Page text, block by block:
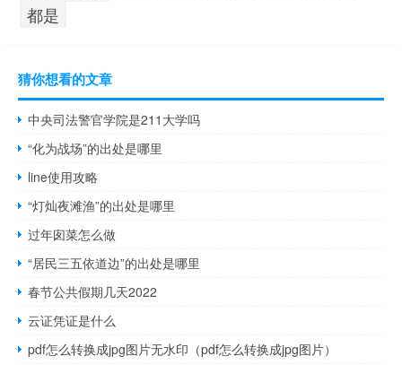
都是
猜你想看的文章
中央司法警官学院是211大学吗
“化为战场”的出处是哪里
line使用攻略
“灯灿夜滩渔”的出处是哪里
过年囱菜怎么做
“居民三五依道边”的出处是哪里
春节公共假期几天2022
云证凭证是什么
pdf怎么转换成jpg图片无水印（pdf怎么转换成jpg图片）